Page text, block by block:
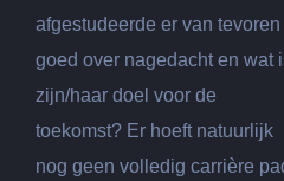
afgestudeerde er van tevoren
goed over nagedacht en wat
zijn/haar doel voor de
toekomst? Er hoeft natuurlijk
nog geen volledig carrière